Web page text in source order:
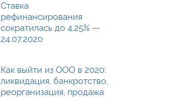
Ставка
рефинансирования
сократилась до 4,25% —
24.07.2020
Как выйти из ООО в 2020:
ликвидация, банкротство,
реорганизация, продажа